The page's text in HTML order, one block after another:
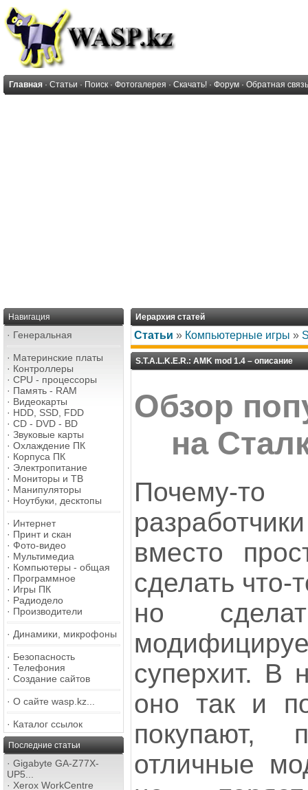
Главная · Статьи · Поиск · Фотогалерея · Скачать! · Форум · Обратная связь
Навигация
· Генеральная
· Материнские платы
· Контроллеры
· CPU - процессоры
· Память - RAM
· Видеокарты
· HDD, SSD, FDD
· CD - DVD - BD
· Звуковые карты
· Охлаждение ПК
· Корпуса ПК
· Электропитание
· Мониторы и ТВ
· Манипуляторы
· Ноутбуки, десктопы
· Интернет
· Принт и скан
· Фото-видео
· Мультимедиа
· Компьютеры - общая
· Программное
· Игры ПК
· Радиодело
· Производители
· Динамики, микрофоны
· Безопасность
· Телефония
· Создание сайтов
· О сайте wasp.kz...
· Каталог ссылок
Последние статьи
· Gigabyte GA-Z77X-
UP5...
· Xerox WorkCentre
Иерархия статей
Статьи » Компьютерные игры »
S.T.A.L.K.E.R.: AMK mod 1.4 – описание
Обзор
на
Почему-
вместо
сделать что-
но
суперхит. В
оно так и
отличные